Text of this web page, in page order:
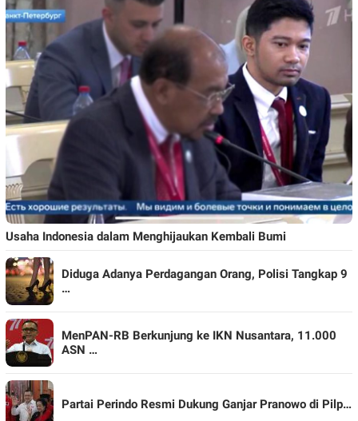
Usaha Indonesia dalam Menghijaukan Kembali Bumi
Diduga Adanya Perdagangan Orang, Polisi Tangkap 9
…
MenPAN-RB Berkunjung ke IKN Nusantara, 11.000
ASN …
Partai Perindo Resmi Dukung Ganjar Pranowo di Pilp…